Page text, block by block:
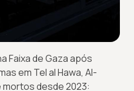
Faixa de Gaza após
em Tel al Hawa, Al-
mortos desde 2023: